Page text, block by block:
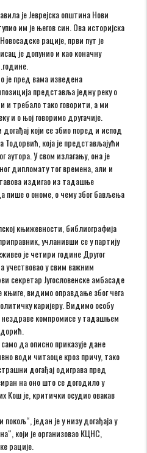
је Јеврејска општина Нови
им је његов син. Ова историјска
рације, први пут је
је допунио и као коначну
је пред вама изведена
представља једну реку о
и требало тако говорити, а ми
и о њој говоримо другачије.
који се збио поред и испод
Тодорвић, која је представљајући
аутора. У свом излагању, она је
дипломату тог времена, али и
издигао из тадашње
пише о ономе, о чему због бављења
књижевности, библиографија
учланивши се у партију
је четири године Другог
учествовао у свим важним
секретар Југословенске амбасаде
видимо оправдање због чега
каријеру. Видимо особу
нездраве компромисе у тадашњем
да описно приказује дане
води читаоце кроз причу, тако
догађај одиграва пред
на оно што се догодило у
Кош је, критички осудио овакав
један је у низу догађаја у
који је организовао КЦНС,
рације.